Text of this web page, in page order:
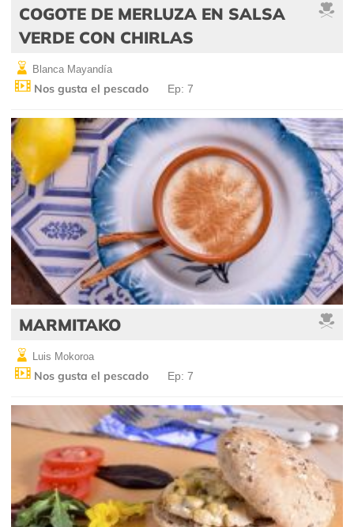
COGOTE DE MERLUZA EN SALSA
VERDE CON CHIRLAS
Blanca Mayandía
Nos gusta el pescado Ep: 7
MARMITAKO
Luis Mokoroa
Nos gusta el pescado Ep: 7